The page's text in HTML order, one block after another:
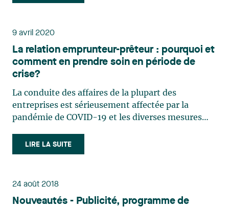
prévues par cette loi qui imposeront des
9 avril 2020
La relation emprunteur-prêteur : pourquoi et
comment en prendre soin en période de
crise?
La conduite des affaires de la plupart des
entreprises est sérieusement affectée par la
pandémie de COVID-19 et les diverses mesures
impacts sur la population. La fermeture de
plusieurs places d’affaires des entreprises, de leurs
LIRE LA SUITE
24 août 2018
Nouveautés - Publicité, programme de